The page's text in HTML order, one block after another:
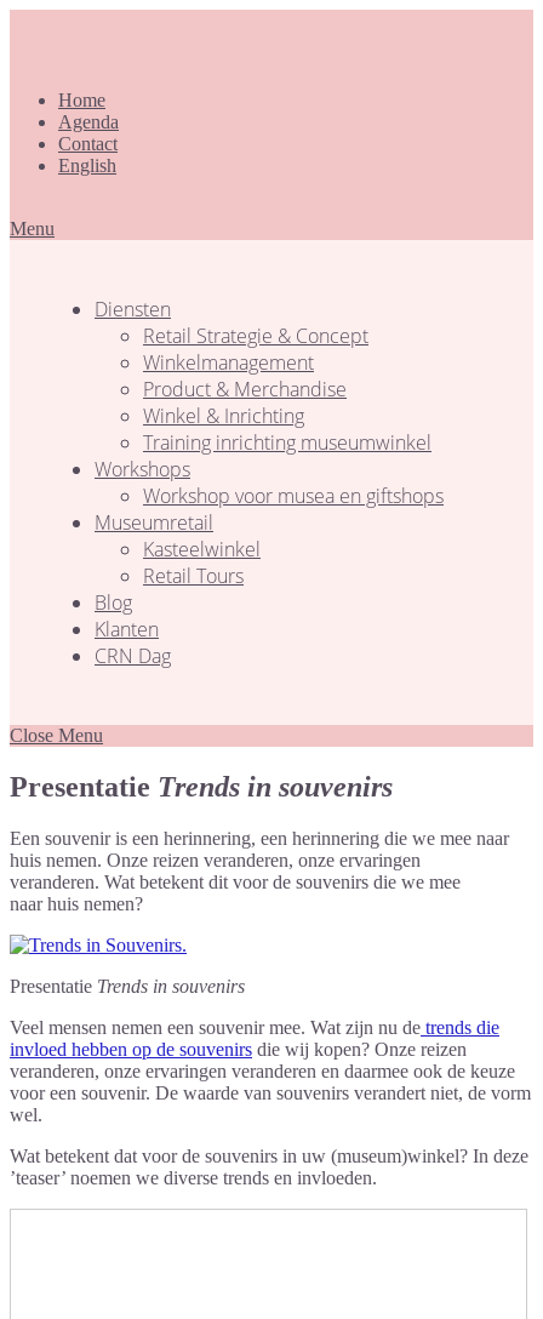
Home
Agenda
Contact
English
Menu
Diensten
Retail Strategie & Concept
Winkelmanagement
Product & Merchandise
Winkel & Inrichting
Training inrichting museumwinkel
Workshops
Workshop voor musea en giftshops
Museumretail
Kasteelwinkel
Retail Tours
Blog
Klanten
CRN Dag
Close Menu
Presentatie Trends in souvenirs
Een souvenir is een herinnering, een herinnering die we mee naar
huis nemen. Onze reizen veranderen, onze ervaringen
veranderen. Wat betekent dit voor de souvenirs die we mee
naar huis nemen?
Presentatie Trends in souvenirs
Veel mensen nemen een souvenir mee. Wat zijn nu de trends die
invloed hebben op de souvenirs die wij kopen? Onze reizen
veranderen, onze ervaringen veranderen en daarmee ook de keuze
voor een souvenir. De waarde van souvenirs verandert niet, de vorm
wel.
Wat betekent dat voor de souvenirs in uw (museum)winkel? In deze
’teaser’ noemen we diverse trends en invloeden.